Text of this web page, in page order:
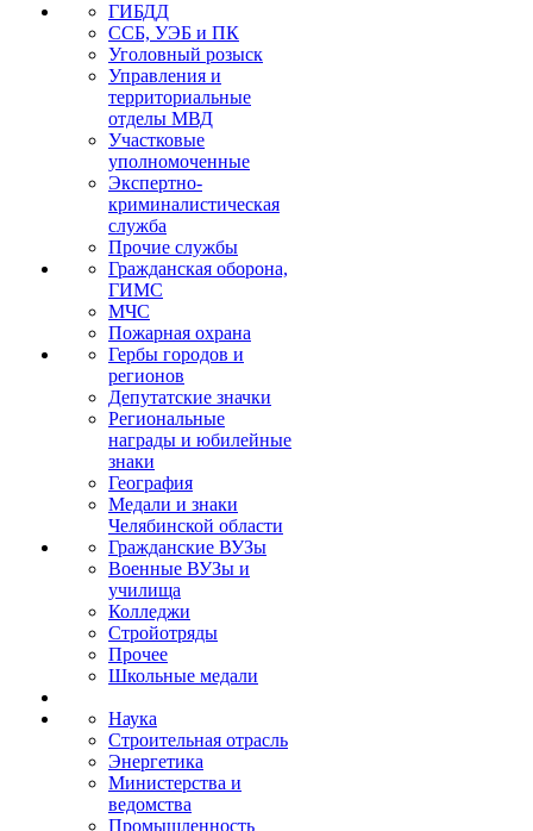
ГИБДД
ССБ, УЭБ и ПК
Уголовный розыск
Управления и
территориальные
отделы МВД
Участковые
уполномоченные
Экспертно-
криминалистическая
служба
Прочие службы
Гражданская оборона,
ГИМС
МЧС
Пожарная охрана
Гербы городов и
регионов
Депутатские значки
Региональные
награды и юбилейные
знаки
География
Медали и знаки
Челябинской области
Гражданские ВУЗы
Военные ВУЗы и
училища
Колледжи
Стройотряды
Прочее
Школьные медали
Наука
Строительная отрасль
Энергетика
Министерства и
ведомства
Промышленность